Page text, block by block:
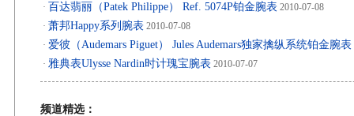
· 百达翡丽（Patek Philippe） Ref. 5074P铂金腕表 2010-07-08
· 萧邦Happy系列腕表 2010-07-08
· 爱彼（Audemars Piguet） Jules Audemars独家擒纵系统铂金腕表
· 雅典表Ulysse Nardin时计瑰宝腕表 2010-07-07
频道精选：